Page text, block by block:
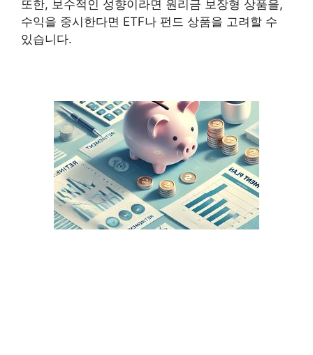
또한, 보수적인 성향이라면 원리금 보장형 상품을,
수익을 중시한다면 ETF나 펀드 상품을 고려할 수
있습니다.